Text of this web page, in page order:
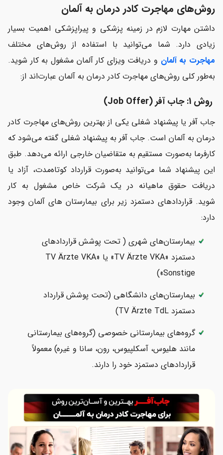
روش‌های مهاجرت کادر درمان به آلمان
داشتن مهارت لازم در زمینه پزشکی و پیراپزشکی اهمیت بسیار
زیادی دارد. شما می‌توانید با استفاده از روش‌های مختلف
مهاجرت به آلمان و دریافت ویزای کار آلمان مشغول به کار شوید.
به‌طور کلی روش‌های مهاجرت کادر درمان به آلمان عبارت‌اند از:
روش 1: جاب آفر ( Job Offer
)
جاب آفر یا پیشنهاد شغلی یکی از بهترین روش‌های مهاجرت کادر
درمان به آلمان است. جاب آفر به پیشنهاد شغلی گفته می‌شود که
کارفرما به‌صورت مستقیم به متقاضیان خارجی ارائه می‌دهد. طبق
این پیشنهاد شما می‌توانید به‌صورت قرارداد کوتاه‌مدت، آزاد یا
دریافت حقوق ماهیانه در یک شرکت خاص مشغول به کار
شوید.قراردادهای دستمزد زیر برای بیمارستان های آلمان وجود
دارد:
بیمارستان‌های شهری ( تحت پوشش قراردادهای
دستمزد «TV Ärzte VKA» یا «TV Ärzte VKA
Sonstige»)
بیمارستان‌های دانشگاهی (تحت پوشش قرارداد
دستمزد TV Ärzte TdL)
گروه‌های بیمارستانی خصوصی (گروه‌های بیمارستانی
مانند هلیوس، آسکلپیوس، رون، سانا و غیره) معمولاً
قراردادهای دستمزد خود را دارند.